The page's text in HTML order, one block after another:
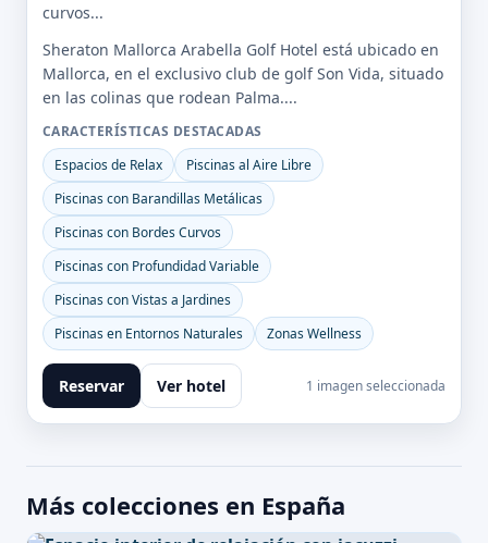
curvos...
Sheraton Mallorca Arabella Golf Hotel está ubicado en
Mallorca, en el exclusivo club de golf Son Vida, situado
en las colinas que rodean Palma....
CARACTERÍSTICAS DESTACADAS
Espacios de Relax
Piscinas al Aire Libre
Piscinas con Barandillas Metálicas
Piscinas con Bordes Curvos
Piscinas con Profundidad Variable
Piscinas con Vistas a Jardines
Piscinas en Entornos Naturales
Zonas Wellness
Reservar Ver hotel 1 imagen seleccionada
Más colecciones en España